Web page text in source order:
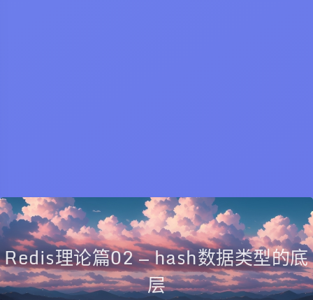
Redis理论篇02 — hash数据类型的底
层